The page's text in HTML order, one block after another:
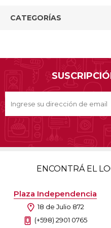
CATEGORÍAS
ENCONTRÁ EL
Plaza Independencia
18 de Julio 872
(+598) 2901 0765